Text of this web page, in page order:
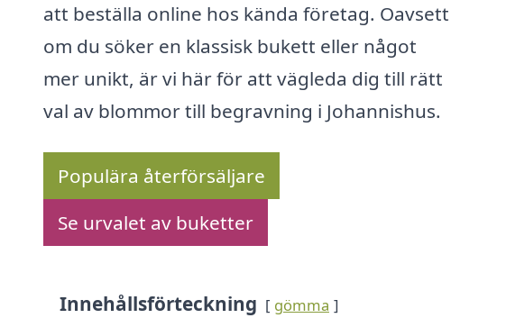
att beställa online hos kända företag. Oavsett
om du söker en klassisk bukett eller något
mer unikt, är vi här för att vägleda dig till rätt
val av blommor till begravning i Johannishus.
Populära återförsäljare
Se urvalet av buketter
Innehållsförteckning gömma